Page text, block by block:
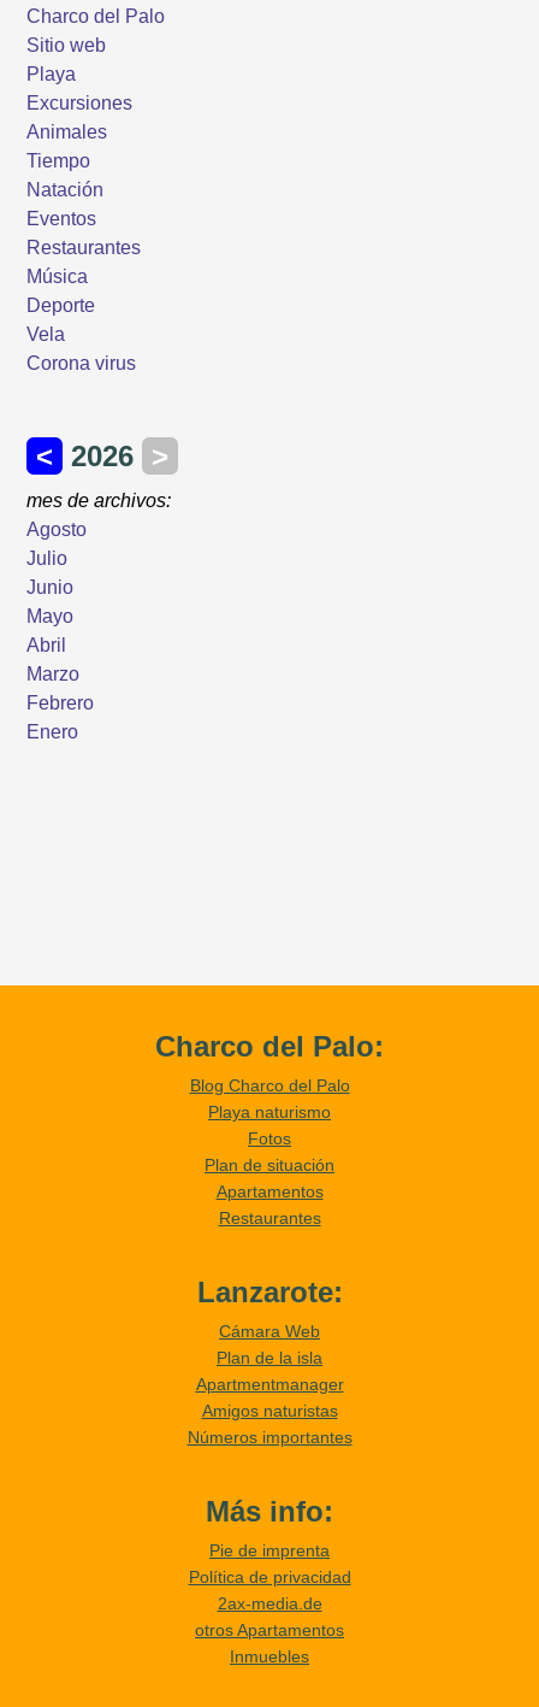
Charco del Palo
Sitio web
Playa
Excursiones
Animales
Tiempo
Natación
Eventos
Restaurantes
Música
Deporte
Vela
Corona virus
Charco del Palo:
Blog Charco del Palo
Playa naturismo
Fotos
Plan de situación
Apartamentos
Restaurantes
Lanzarote:
Cámara Web
Plan de la isla
Apartmentmanager
Amigos naturistas
Números importantes
Más info:
Pie de imprenta
Política de privacidad
2ax-media.de
otros Apartamentos
Inmuebles